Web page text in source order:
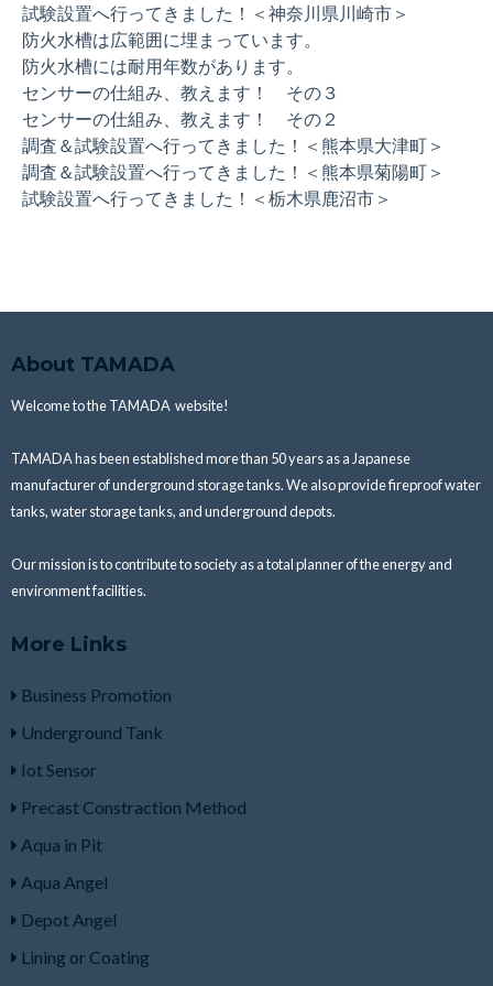
試験設置へ行ってきました！＜神奈川県川崎市＞
防火水槽は広範囲に埋まっています。
防火水槽には耐用年数があります。
センサーの仕組み、教えます！ その３
センサーの仕組み、教えます！ その２
調査＆試験設置へ行ってきました！＜熊本県大津町＞
調査＆試験設置へ行ってきました！＜熊本県菊陽町＞
試験設置へ行ってきました！＜栃木県鹿沼市＞
About TAMADA
Welcome to the TAMADA website!
TAMADA has been established more than 50 years as a Japanese
manufacturer of underground storage tanks.We also provide fireproof water
tanks, water storage tanks, and underground depots.
Our mission is tocontribute to society as a total planner of the energy and
environment facilities.
More Links
Business Promotion
Underground Tank
Iot Sensor
Precast Constraction Method
Aqua in Pit
Aqua Angel
Depot Angel
Lining or Coating